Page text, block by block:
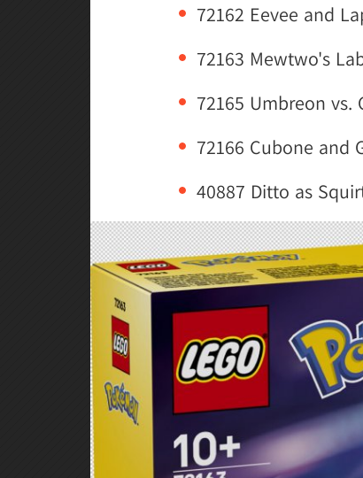
72162 Eevee and
72163 Mewtwo's
72165 Umbreon
72166 Cubone and
40887 Ditto as